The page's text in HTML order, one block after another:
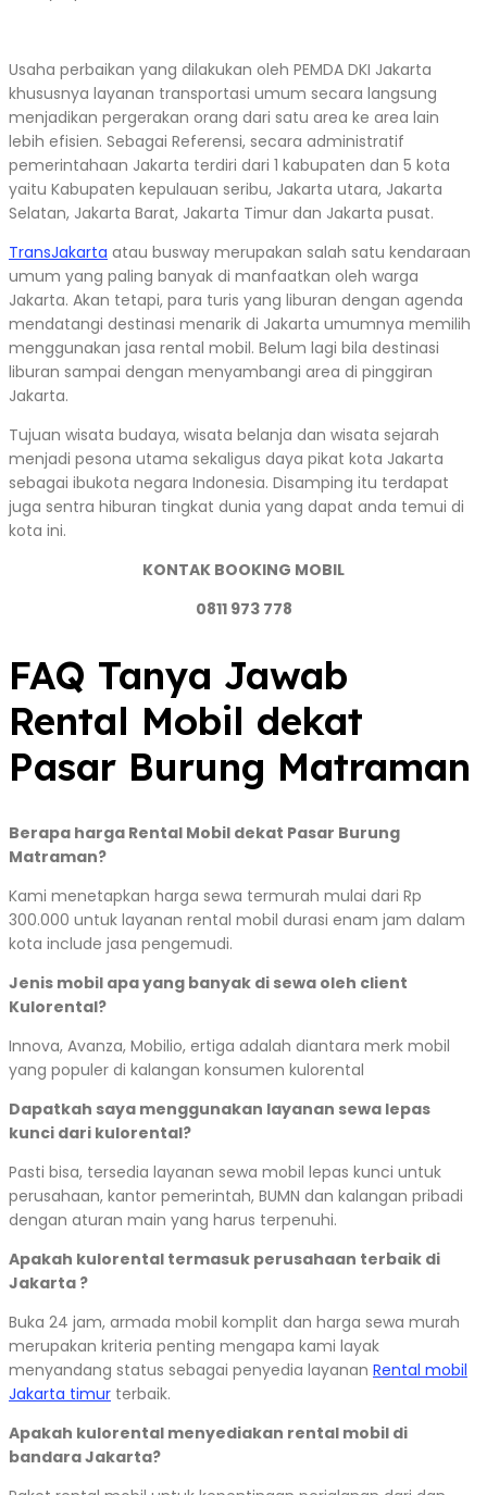
Usaha perbaikan yang dilakukan oleh PEMDA DKI Jakarta
khususnya layanan transportasi umum secara langsung
menjadikan pergerakan orang dari satu area ke area lain
lebih efisien. Sebagai Referensi, secara administratif
pemerintahaan Jakarta terdiri dari 1 kabupaten dan 5 kota
yaitu Kabupaten kepulauan seribu, Jakarta utara, Jakarta
Selatan, Jakarta Barat, Jakarta Timur dan Jakarta pusat.
TransJakarta atau busway merupakan salah satu kendaraan
umum yang paling banyak di manfaatkan oleh warga
Jakarta. Akan tetapi, para turis yang liburan dengan agenda
mendatangi destinasi menarik di Jakarta umumnya memilih
menggunakan jasa rental mobil. Belum lagi bila destinasi
liburan sampai dengan menyambangi area di pinggiran
Jakarta.
Tujuan wisata budaya, wisata belanja dan wisata sejarah
menjadi pesona utama sekaligus daya pikat kota Jakarta
sebagai ibukota negara Indonesia. Disamping itu terdapat
juga sentra hiburan tingkat dunia yang dapat anda temui di
kota ini.
KONTAK BOOKING MOBIL
0811 973 778
FAQ Tanya Jawab
Rental Mobil dekat
Pasar Burung Matraman
Berapa harga Rental Mobil dekat Pasar Burung
Matraman?
Kami menetapkan harga sewa termurah mulai dari Rp
300.000 untuk layanan rental mobil durasi enam jam dalam
kota include jasa pengemudi.
Jenis mobil apa yang banyak di sewa oleh client
Kulorental?
Innova, Avanza, Mobilio, ertiga adalah diantara merk mobil
yang populer di kalangan konsumen kulorental
Dapatkah saya menggunakan layanan sewa lepas
kunci dari kulorental?
Pasti bisa, tersedia layanan sewa mobil lepas kunci untuk
perusahaan, kantor pemerintah, BUMN dan kalangan pribadi
dengan aturan main yang harus terpenuhi.
Apakah kulorental termasuk perusahaan terbaik di
Jakarta ?
Buka 24 jam, armada mobil komplit dan harga sewa murah
merupakan kriteria penting mengapa kami layak
menyandang status sebagai penyedia layanan Rental mobil
Jakarta timur terbaik.
Apakah kulorental menyediakan rental mobil di
bandara Jakarta?